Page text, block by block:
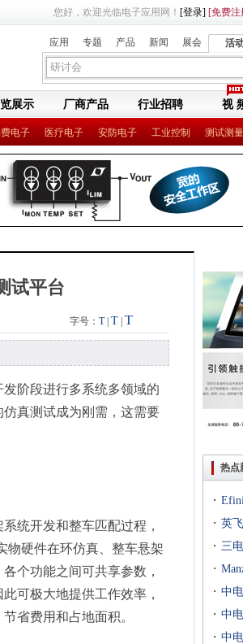
您好，欢迎光临电子应用网！ [登录] [免费注
应用 专题 产品 新闻 展会 活
展示 厂商产品 行业招聘 视
电子 医疗电子 安防电子 工业控制 测试测量
试平台
字号： T| T T
阶段进行多系统多领域的
真测试成为刚需，这需要
统开发和整车匹配过程，
物硬件在环仿真、整车悬架
个功能之间可共享参数，
可极大地提供工作效率，
省费用和占地面积。
热点
·
出
到二
· 英
· 三
专场
·
扇出
用等
· 中
利交
· 中
京新
· 中